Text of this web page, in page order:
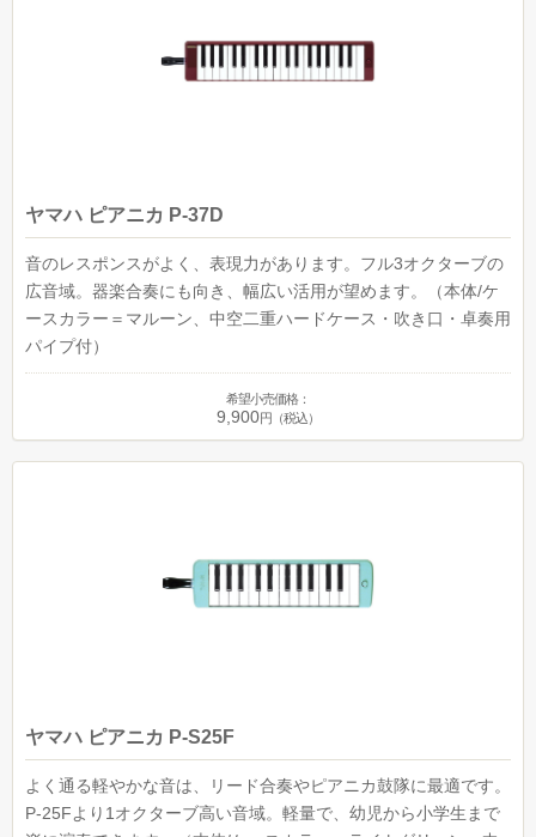
ヤマハ ピアニカ P-37D
音のレスポンスがよく、表現力があります。フル3オクターブの
広音域。器楽合奏にも向き、幅広い活用が望めます。（本体/ケ
ースカラー＝マルーン、中空二重ハードケース・吹き口・卓奏用
パイプ付）
希望小売価格：
9,900円（税込）
ヤマハ ピアニカ P-S25F
よく通る軽やかな音は、リード合奏やピアニカ鼓隊に最適です。
P-25Fより1オクターブ高い音域。軽量で、幼児から小学生まで